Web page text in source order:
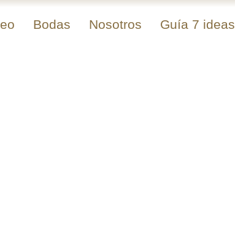
Bodas Nosotros Guía 7 ideas